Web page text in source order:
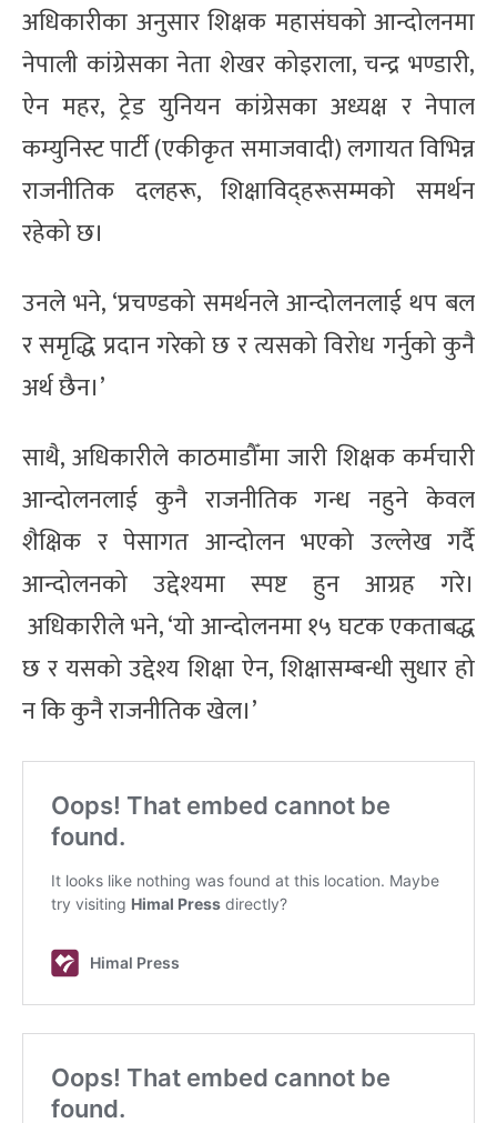
अधिकारीका अनुसार शिक्षक महासंघको आन्दोलनमा
नेपाली कांग्रेसका नेता शेखर कोइराला, चन्द्र भण्डारी,
ऐन महर, ट्रेड युनियन कांग्रेसका अध्यक्ष र नेपाल
कम्युनिस्ट पार्टी (एकीकृत समाजवादी) लगायत विभिन्न
राजनीतिक दलहरू, शिक्षाविद्हरूसम्मको समर्थन
रहेको छ।
उनले भने, ‘प्रचण्डको समर्थनले आन्दोलनलाई थप बल
र समृद्धि प्रदान गरेको छ र त्यसको विरोध गर्नुको कुनै
अर्थ छैन।’
साथै, अधिकारीले काठमाडौँमा जारी शिक्षक कर्मचारी
आन्दोलनलाई कुनै राजनीतिक गन्ध नहुने केवल
शैक्षिक र पेसागत आन्दोलन भएको उल्लेख गर्दै
आन्दोलनको उद्देश्यमा स्पष्ट हुन आग्रह गरे।
अधिकारीले भने, ‘यो आन्दोलनमा १५ घटक एकताबद्ध
छ र यसको उद्देश्य शिक्षा ऐन, शिक्षासम्बन्धी सुधार हो
न कि कुनै राजनीतिक खेल।’